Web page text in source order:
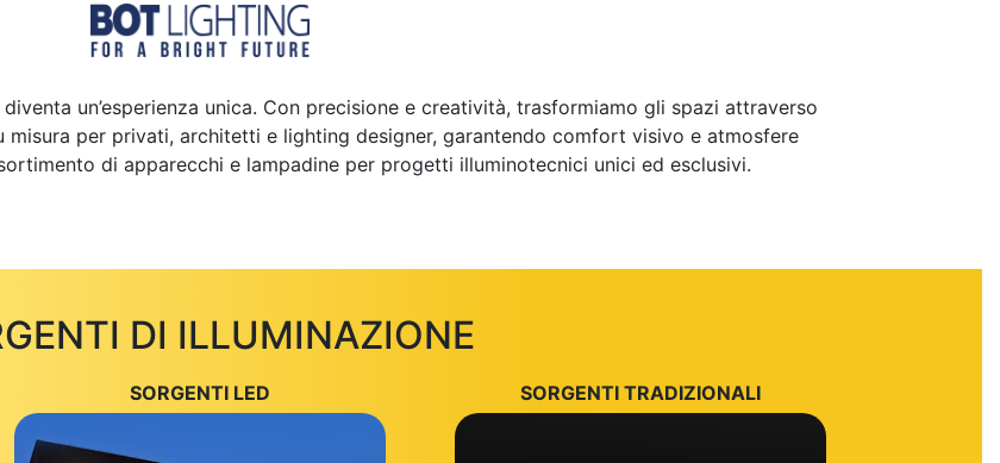
un’esperienza unica. Con precisione e creatività, trasformiamo gli spazi attraverso
per privati, architetti e lighting designer, garantendo comfort visivo e atmosfere
di apparecchi e lampadine per progetti illuminotecnici unici ed esclusivi.
DI ILLUMINAZIONE
SORGENTI LED SORGENTI TRADIZIONALI